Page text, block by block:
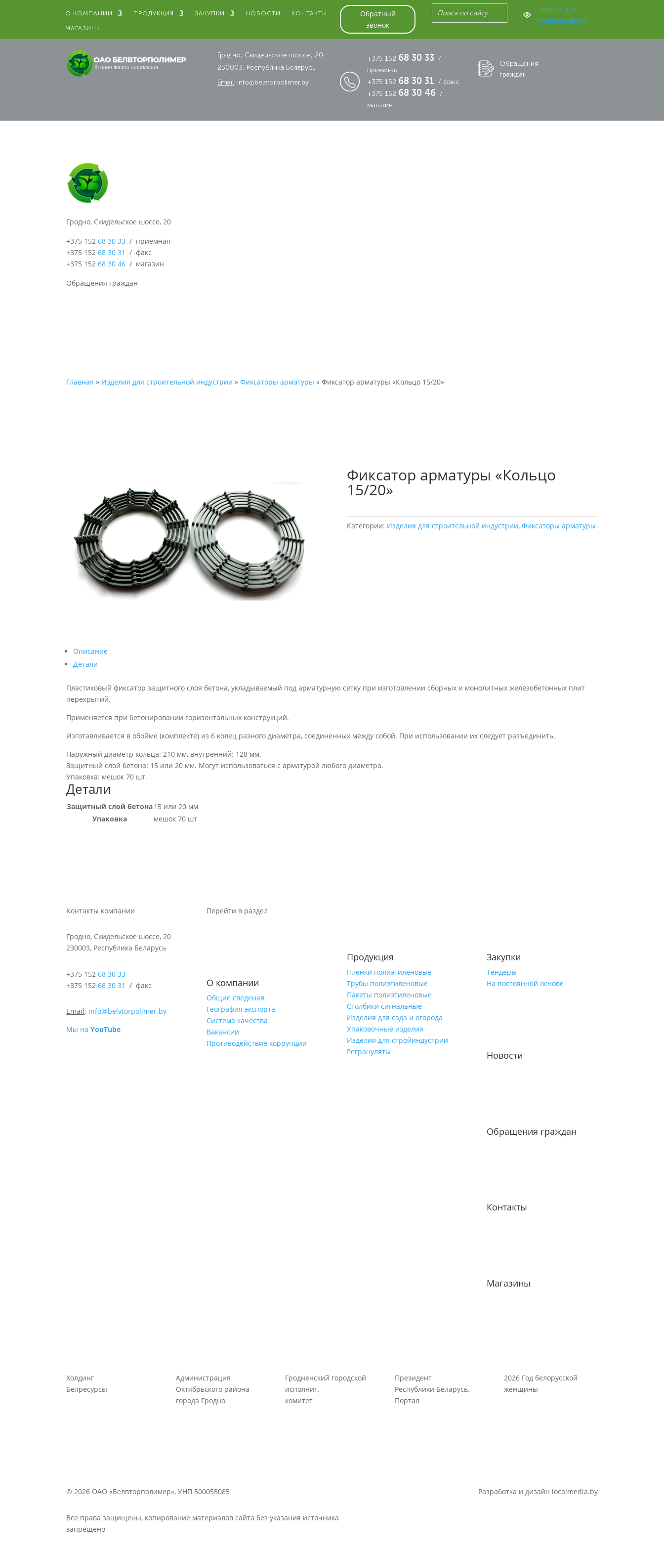
О КОМПАНИИ ПРОДУКЦИЯ ЗАКУПКИ НОВОСТИ КОНТАКТЫ
МАГАЗИНЫ
Обратный
звонок
Версия для
слабовидящих
Гродно, Скидельское шоссе, 20
230003, Республика Беларусь
Email: info@belvtorpolimer.by
+375 152 68 30 33 /
приемная
+375 152 68 30 31 / факс
+375 152 68 30 46 /
магазин
Обращения
граждан
Гродно, Скидельское шоссе, 20
+375 15268 30 33 / приемная
+375 15268 30 31 / факс
+375 15268 30 46 / магазин
Обращения граждан
Главная » Изделия для строительной индустрии »Фиксаторы арматуры » Фиксатор арматуры «Кольцо 15/20»
Фиксатор арматуры «Кольцо
15/20»
Категории: Изделия для строительной индустрии, Фиксаторы арматуры
Описание
Детали
Пластиковый фиксатор защитного слоя бетона, укладываемый под арматурную сетку при изготовлении сборных и монолитных железобетонных плит
перекрытий.
Применяется при бетонировании горизонтальных конструкций.
Изготавливается в обойме (комплекте) из 6 колец разного диаметра, соединенных между собой. При использовании их следует разъединить.
Наружный диаметр кольца: 210 мм, внутренний: 128 мм.
Защитный слой бетона: 15 или 20 мм. Могут использоваться с арматурой любого диаметра.
Упаковка: мешок 70 шт.
Детали
Защитный слой бетона15 или 20 мм
Упаковка
мешок 70 шт
Контакты компании
Гродно, Скидельское шоссе, 20
230003, Республика Беларусь
+375 15268 30 33
+375 15268 30 31 / факс
Email: info@belvtorpolimer.by
Мы наYouTube
Перейти в раздел
О компании
Общие сведения
География экспорта
Система качества
Вакансии
Противодействие коррупции
Продукция
Пленки полиэтиленовые
Трубы полиэтиленовые
Пакеты полиэтиленовые
Столбики сигнальные
Изделия для сада и огорода
Упаковочные изделия
Изделия для стройиндустрии
Регрануляты
Закупки
Тендеры
На постоянной основе
Новости
Обращения граждан
Контакты
Магазины
Холдинг
Белресурсы
Администрация
Октябрьского района
города Гродно
Гродненский городской
исполнит.
комитет
Президент
Республики Беларусь.
Портал
2026 Год белорусской
женщины
© 2026 ОАО «Белвторполимер», УНП 500055085
Все права защищены, копирование материалов сайта без указания источника
запрещено
Разработка и дизайн localmedia.by